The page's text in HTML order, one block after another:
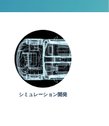
シミュレーション開発